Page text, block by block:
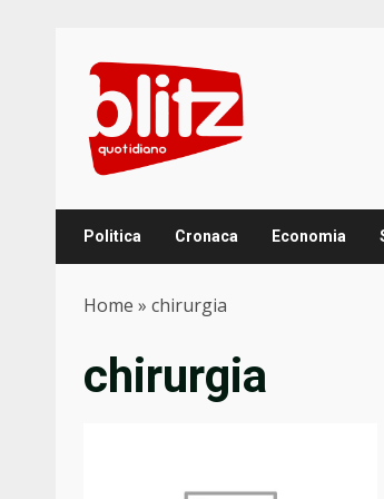
content
Politica Cronaca Economia
Home » chirurgia
chirurgia